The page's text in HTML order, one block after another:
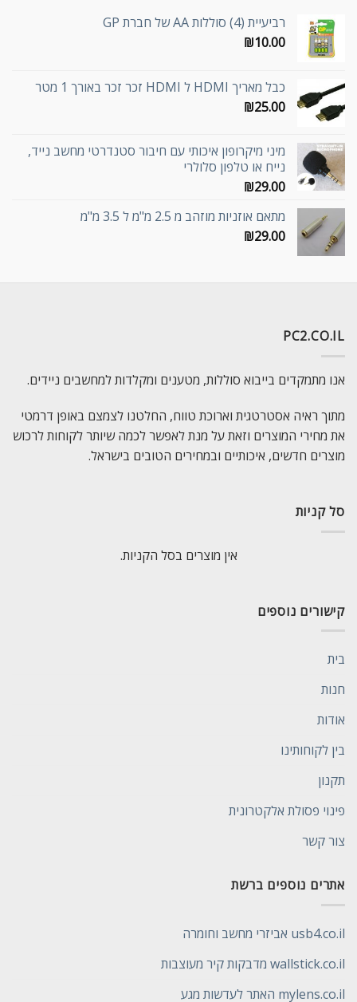
רביעיית (4) סוללות AA של חברת GP
₪10.00
כבל מאריך HDMI ל HDMI זכר זכר באורך 1 מטר
₪25.00
מיני מיקרופון איכותי עם חיבור סטנדרטי מחשב נייד,
נייח או טלפון סלולרי
₪29.00
מתאם אוזניות מוזהב מ 2.5 מ"מ ל 3.5 מ"מ
₪29.00
PC2.CO.IL
אנו מתמקדים בייבוא סוללות, מטענים ומקלדות למחשבים ניידים.
מתוך ראיה אסטרטגית וארוכת טווח, החלטנו לצמצם באופן דרמטי
את מחירי המוצרים וזאת על מנת לאפשר לכמה שיותר לקוחות לרכוש
מוצרים חדשים, איכותיים ובמחירים הטובים בישראל.
סל קניות
אין מוצרים בסל הקניות.
קישורים נוספים
בית
חנות
אודות
בין לקוחותינו
תקנון
פינוי פסולת אלקטרונית
צור קשר
אתרים נוספים ברשת
usb4.co.il אביזרי מחשב וחומרה
wallstick.co.il מדבקות קיר מעוצבות
mylens.co.il האתר לעדשות מגע